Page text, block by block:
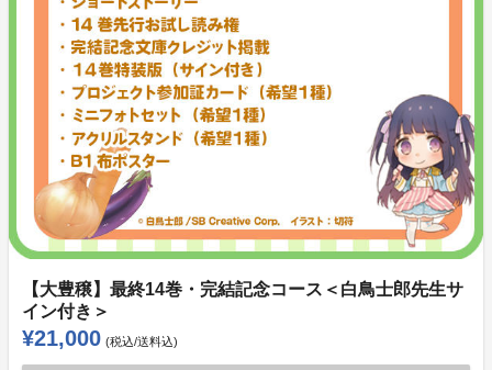
【大豊穣】最終14巻・完結記念コース＜白鳥士郎先生サ
イン付き＞
¥21,000 (税込/送料込)